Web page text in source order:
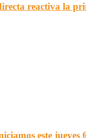
reactiva la
este jueves